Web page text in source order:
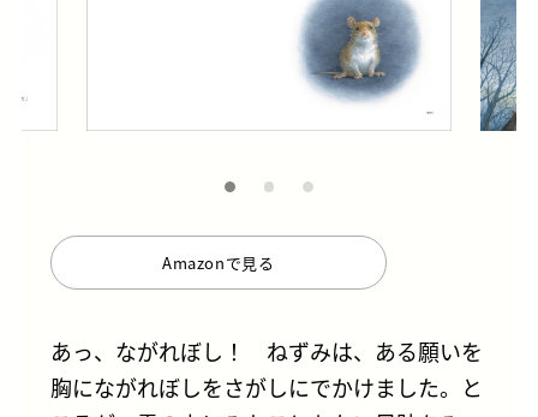
Amazonで見る
あっ、ながれぼし！ ねずみは、ある願いを
胸にながれぼしをさがしにでかけました。と